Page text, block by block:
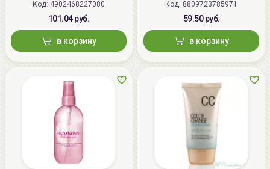
(Япония)
Код: 4902468227080
101.04 руб.
в корзину
Код: 8809723785971
59.50 руб.
в корзину